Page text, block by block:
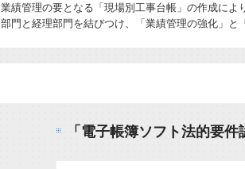
業績管理の要となる「現場別工事台帳」の作成に
部門と経理部門を結びつけ、「業績管理の強化」と
「電子帳簿ソフト法的要